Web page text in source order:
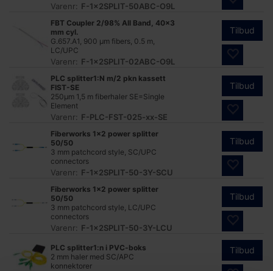
Varenr: F-1x2SPLIT-50ABC-O9L
FBT Coupler 2/98% All Band, 40x3
mm cyl.
G.657.A1, 900 µm fibers, 0.5 m,
LC/UPC
Varenr: F-1x2SPLIT-02ABC-O9L
Tilbud
PLC splitter1:N m/2 pkn kassett
FIST-SE
250µm 1,5 m fiberhaler SE=Single
Element
Varenr: F-PLC-FST-025-xx-SE
Tilbud
Fiberworks 1x2 power splitter
50/50
3 mm patchcord style, SC/UPC
connectors
Varenr: F-1x2SPLIT-50-3Y-SCU
Tilbud
Fiberworks 1x2 power splitter
50/50
3 mm patchcord style, LC/UPC
connectors
Varenr: F-1x2SPLIT-50-3Y-LCU
Tilbud
PLC splitter1:n i PVC-boks
2 mm haler med SC/APC
konnektorer
Tilbud